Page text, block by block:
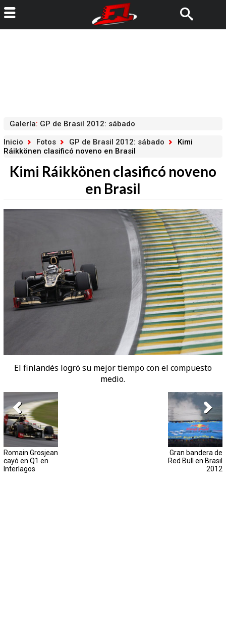
Galería: GP de Brasil 2012: sábado
Inicio
Fotos GP de Brasil 2012: sábado
Kimi
Ráikkönen clasificó noveno en Brasil
Kimi Ráikkönen clasificó noveno
en Brasil
El finlandés logró su mejor tiempo con el compuesto
medio.
Romain Grosjean
cayó en Q1 en
Interlagos
Gran bandera de
Red Bull en Brasil
2012